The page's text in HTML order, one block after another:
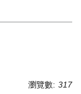
瀏覽數: 317